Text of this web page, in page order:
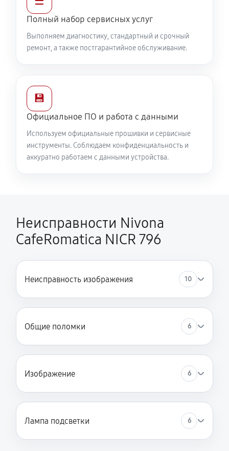
Полный набор сервисных услуг
Выполняем диагностику, стандартный и срочный
ремонт, а также постгарантийное обслуживание.
💾
Официальное ПО и работа с данными
Используем официальные прошивки и сервисные
инструменты. Соблюдаем конфиденциальность и
аккуратно работаем с данными устройства.
Неисправности Nivona
CafeRomatica NICR 796
Неисправность изображения 10
Общие поломки 6
Изображение 6
Лампа подсветки 6